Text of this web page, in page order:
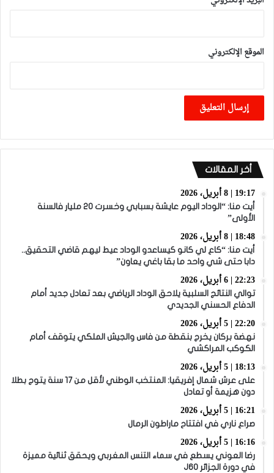
الموقع الإلكتروني
أخر المقالات
19:17 | 8 أبريل، 2026
أيت منا: “الوداد اليوم عايشة بسبابي وخسرت 20 مليار فالسنة
الأولى”
18:48 | 8 أبريل، 2026
أيت منا: “كاع لي كانو كيساعدو الوداد عيط ليهم قاضي التحقيق..
دابا حتى شي واحد ما بقا باغي يعاون”
22:23 | 6 أبريل، 2026
توالي النتائج السلبية يلاحق الوداد الرياضي بعد تعادل جديد أمام
الدفاع الحسني الجديدي
22:20 | 5 أبريل، 2026
نهضة بركان يخرج بنقطة من فاس والجيش الملكي يتوقف أمام
الكوكب المراكشي
18:13 | 5 أبريل، 2026
على عرش شمال إفريقيا: المنتخب الوطني لأقل من 17 سنة يتوج بطلا
دون هزيمة أو تعادل
16:21 | 5 أبريل، 2026
صراع ناري في افتتاح ماراطون الرمال
16:16 | 5 أبريل، 2026
رضا العوني يسطع في سماء التنس المغربي ويحقق ثنائية مميزة
في دورة الجزائر J60